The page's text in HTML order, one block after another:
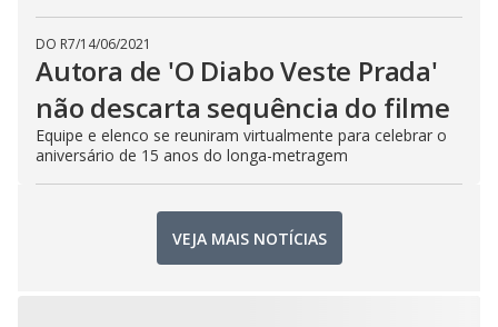
DO R7/14/06/2021
Autora de 'O Diabo Veste Prada'
não descarta sequência do filme
Equipe e elenco se reuniram virtualmente para celebrar o
aniversário de 15 anos do longa-metragem
VEJA MAIS NOTÍCIAS